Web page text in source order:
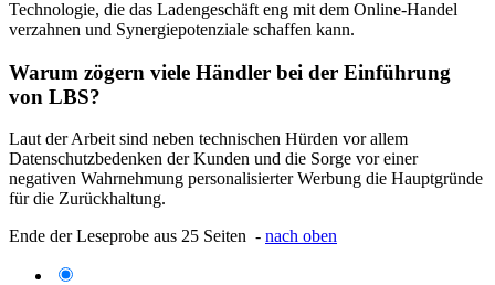
Technologie, die das Ladengeschäft eng mit dem Online-Handel
verzahnen und Synergiepotenziale schaffen kann.
Warum zögern viele Händler bei der Einführung
von LBS?
Laut der Arbeit sind neben technischen Hürden vor allem
Datenschutzbedenken der Kunden und die Sorge vor einer
negativen Wahrnehmung personalisierter Werbung die Hauptgründe
für die Zurückhaltung.
Ende der Leseprobe aus 25 Seiten - nach oben